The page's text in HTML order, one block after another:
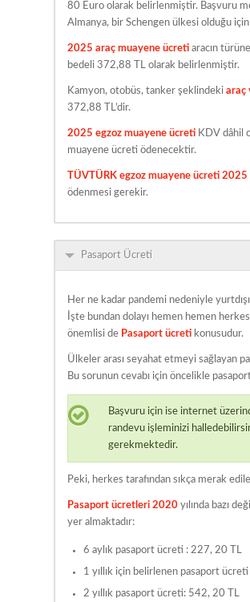
80 Euro olarak belirlenmiştir. Başvuru
Almanya, bir Schengen ülkesi olduğu
2025 araç muayene ücreti aracın
bedeli 372,88 TL olarak belirlenmiştir.
Kamyon, otobüs, tanker şeklindeki araç
372,88 TL’dir.
2025 egzoz muayene ücreti KDV dâhil
muayene ücreti ödenecektir.
TÜVTÜRK egzoz muayene ücreti 2025
ödenmesi gerekir.
Pasaport Ücreti
Her ne kadar pandemi nedeniyle
İşte bundan dolayı hemen hemen
önemlisi de Pasaport ücreti konusudur.
Ülkeler arası seyahat etmeyi sağlayan
Bu sorunun cevabı için öncelikle
Başvuru için ise internet
randevu işleminizi
gerekmektedir.
Peki, herkes tarafından sıkça merak
Pasaport ücretleri 2020 yılında bazı
yer almaktadır:
6 aylık pasaport ücreti : 227, 20 TL
1 yıllık için belirlenen pasaport
2 yıllık pasaport ücreti: 542, 20 TL